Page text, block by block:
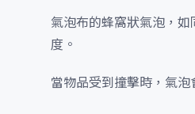
氣泡布的蜂窩狀氣泡，
度。
當物品受到撞擊時，氣